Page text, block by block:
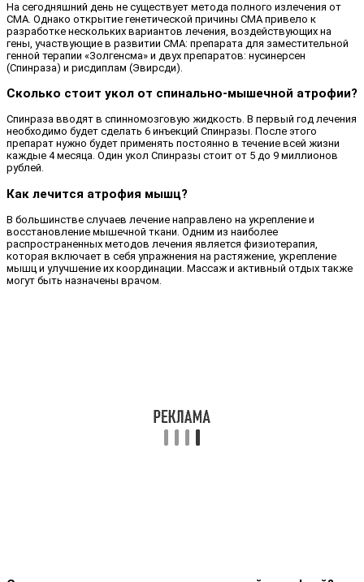
На сегодняшний день не существует метода полного излечения от
СМА. Однако открытие генетической причины СМА привело к
разработке нескольких вариантов лечения, воздействующих на
гены, участвующие в развитии СМА: препарата для заместительной
генной терапии «Золгенсма» и двух препаратов: нусинерсен
(Спинраза) и рисдиплам (Эвирсди).
Сколько стоит укол от спинально-мышечной атрофии?
Спинраза вводят в спинномозговую жидкость. В первый год лечения
необходимо будет сделать 6 инъекций Спинразы. После этого
препарат нужно будет применять постоянно в течение всей жизни
каждые 4 месяца. Один укол Спинразы стоит от 5 до 9 миллионов
рублей.
Как лечится атрофия мышц?
В большинстве случаев лечение направлено на укрепление и
восстановление мышечной ткани. Одним из наиболее
распространенных методов лечения является физиотерапия,
которая включает в себя упражнения на растяжение, укрепление
мышц и улучшение их координации. Массаж и активный отдых также
могут быть назначены врачом.